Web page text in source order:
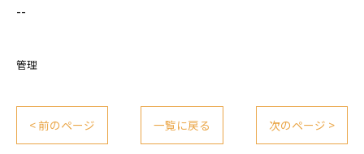
--
管理
< 前のページ 一覧に戻る 次のページ >